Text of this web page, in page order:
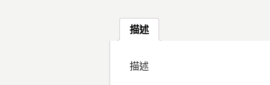
描述
描述